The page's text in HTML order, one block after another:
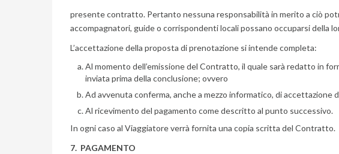
presente contratto. Pertanto nessuna responsabilità in merito a ciò
accompagnatori, guide o corrispondenti locali possano occuparsi della
L’accettazione della proposta di prenotazione si intende completa:
Al momento dell’emissione del Contratto, il quale sarà redatto in
inviata prima della conclusione; ovvero
Ad avvenuta conferma, anche a mezzo informatico, di accettazione
Al ricevimento del pagamento come descritto al punto successivo.
In ogni caso al Viaggiatore verrà fornita una copia scritta del Contratto.
7. PAGAMENTO